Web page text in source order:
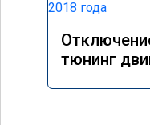
тюнинг